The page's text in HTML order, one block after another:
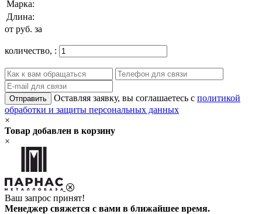
Марка:
Длина:
от руб. за
количество, :
Отправить Оставляя заявку, вы соглашаетесь с политикой
обработки и защиты персональных данных
×
Товар добавлен в корзину
×
Ваш запрос принят!
Менеджер свяжется с вами в ближайшее время.